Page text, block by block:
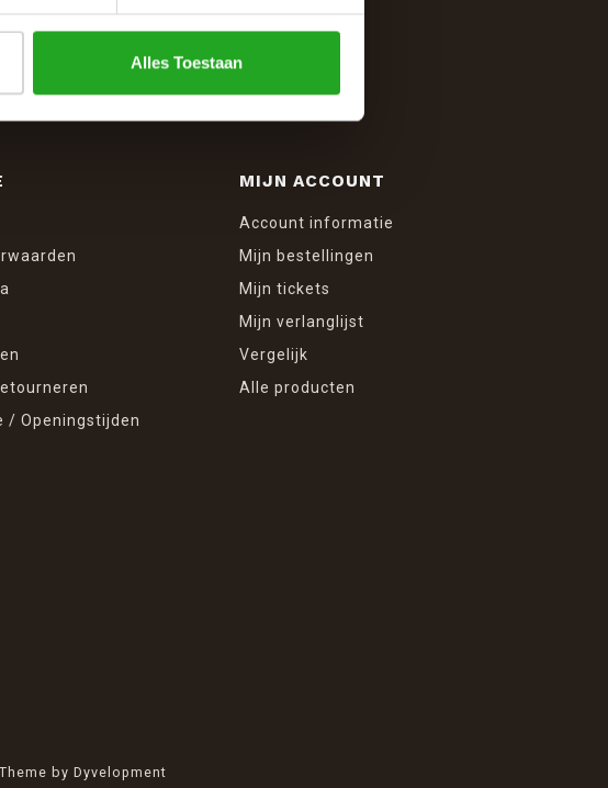
Alles Toestaan
/ Openingstijden
MIJN ACCOUNT
Account informatie
Mijn bestellingen
Mijn tickets
Mijn verlanglijst
Vergelijk
Alle producten
by Dyvelopment